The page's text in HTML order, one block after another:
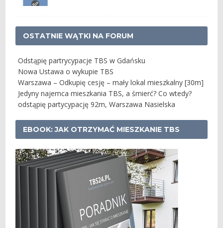
OSTATNIE WĄTKI NA FORUM
Odstąpię partrycypacje TBS w Gdańsku
Nowa Ustawa o wykupie TBS
Warszawa – Odkupię cesję – mały lokal mieszkalny [30m]
Jedyny najemca mieszkania TBS, a śmierć? Co wtedy?
odstąpię partycypację 92m, Warszawa Nasielska
EBOOK: JAK OTRZYMAĆ MIESZKANIE TBS